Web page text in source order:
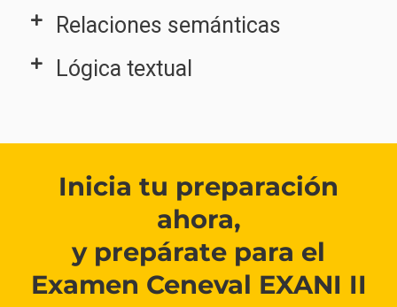
Relaciones semánticas
Lógica textual
Inicia tu preparación
ahora,
y prepárate para el
Examen Ceneval EXANI II